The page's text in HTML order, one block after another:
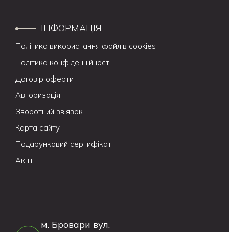
ІНФОРМАЦІЯ
Політика використання файлів cookies
Політика конфіденційності
Договір оферти
Авторизація
Зворотний зв'язок
Карта сайту
Подарунковий сертифікат
Акції
м. Бровари вул.